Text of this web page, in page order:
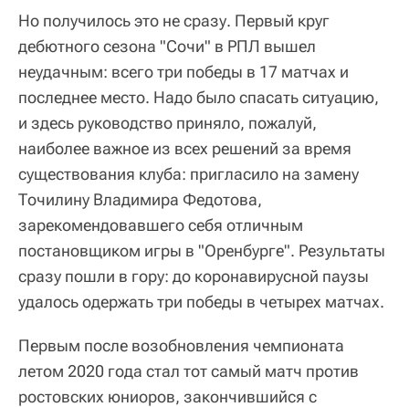
Но получилось это не сразу. Первый круг
дебютного сезона "Сочи" в РПЛ вышел
неудачным: всего три победы в 17 матчах и
последнее место. Надо было спасать ситуацию,
и здесь руководство приняло, пожалуй,
наиболее важное из всех решений за время
существования клуба: пригласило на замену
Точилину Владимира Федотова,
зарекомендовавшего себя отличным
постановщиком игры в "Оренбурге". Результаты
сразу пошли в гору: до коронавирусной паузы
удалось одержать три победы в четырех матчах.
Первым после возобновления чемпионата
летом 2020 года стал тот самый матч против
ростовских юниоров, закончившийся с